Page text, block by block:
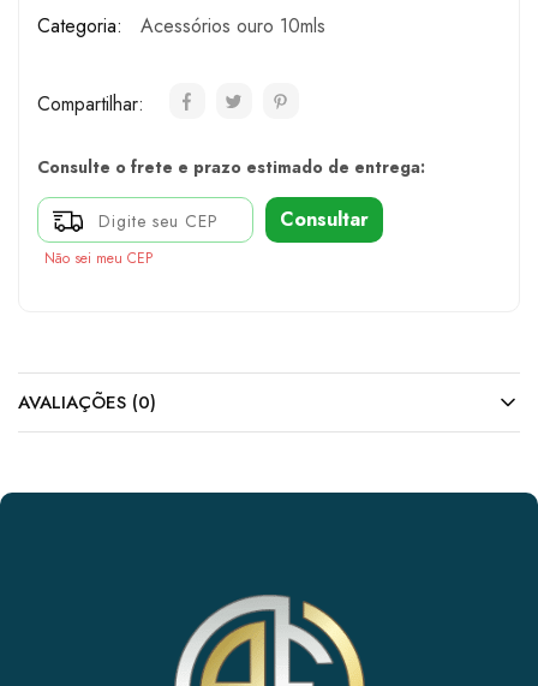
Categoria:
Acessórios ouro 10mls
Compartilhar:
Consulte o frete e prazo estimado de entrega:
Consultar
Não sei meu CEP
AVALIAÇÕES (0)